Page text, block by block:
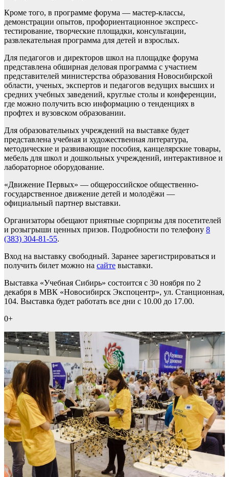
Кроме того, в программе форума — мастер-классы,
демонстрации опытов, профориентационное экспресс-
тестирование, творческие площадки, консультации,
развлекательная программа для детей и взрослых.
Для педагогов и директоров школ на площадке форума
представлена обширная деловая программа с участием
представителей министерства образования Новосибирской
области, ученых, экспертов и педагогов ведущих высших и
средних учебных заведений, круглые столы и конференции,
где можно получить всю информацию о тенденциях в
профтех и вузовском образовании.
Для образовательных учреждений на выставке будет
представлена учебная и художественная литература,
методические и развивающие пособия, канцелярские товары,
мебель для школ и дошкольных учреждений, интерактивное и
лабораторное оборудование.
«Движение Первых» — общероссийское общественно-
государственное движение детей и молодёжи —
официальный партнер выставки.
Организаторы обещают приятные сюрпризы для посетителей
и розыгрыши ценных призов. Подробности по телефону 8
(383) 304-81-55.
Вход на выставку свободный. Заранее зарегистрироваться и
получить билет можно на сайте выставки.
Выставка «Учебная Сибирь» состоится с 30 ноября по 2
декабря в МВК «Новосибирск Экспоцентр», ул. Станционная,
104. Выставка будет работать все дни с 10.00 до 17.00.
0+